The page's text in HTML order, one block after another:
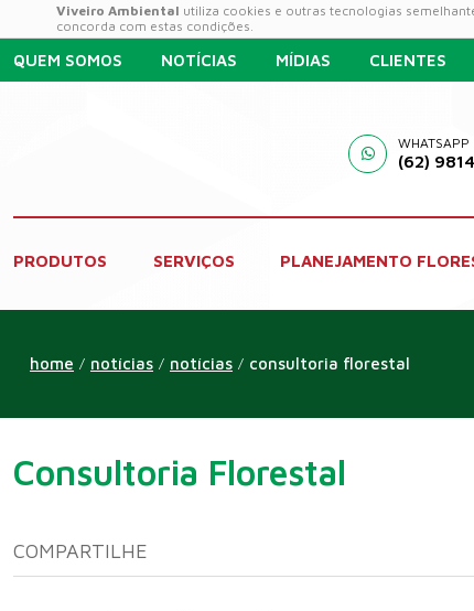
Viveiro Ambiental utiliza cookies e outras tecnologias
concorda com estas condições.
QUEM SOMOS NOTÍCIAS MÍDIAS CLIENTES
WHATSAPP
(62)
PRODUTOS SERVIÇOS PLANEJAMENTO
home / notícias / notícias / consultoria florestal
Consultoria Florestal
COMPARTILHE